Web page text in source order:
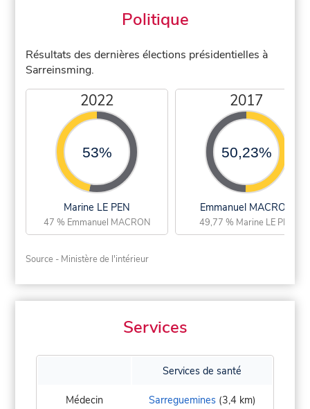
Politique
Résultats des dernières élections présidentielles à
Sarreinsming.
2022
53%
Marine LE PEN
47 % Emmanuel MACRON
2017
50,23%
Emmanuel MACRON
49,77 % Marine LE PEN
Source - Ministère de l'intérieur
Services
Services de santé
Médecin Sarreguemines(3,4 km)